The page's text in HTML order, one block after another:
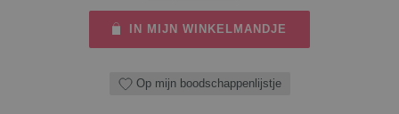
IN MIJN WINKELMANDJE
Op mijn boodschappenlijstje